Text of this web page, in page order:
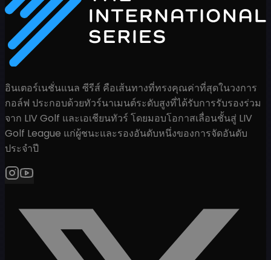
อินเตอร์เนชั่นแนล ซีรีส์ คือเส้นทางที่ทรงคุณค่าที่สุดในวงการ
กอล์ฟ ประกอบด้วยทัวร์นาเมนต์ระดับสูงที่ได้รับการรับรองร่วม
จาก LIV Golf และเอเชียนทัวร์ โดยมอบโอกาสเลื่อนชั้นสู่ LIV
Golf League แก่ผู้ชนะและรองอันดับหนึ่งของการจัดอันดับ
ประจำปี